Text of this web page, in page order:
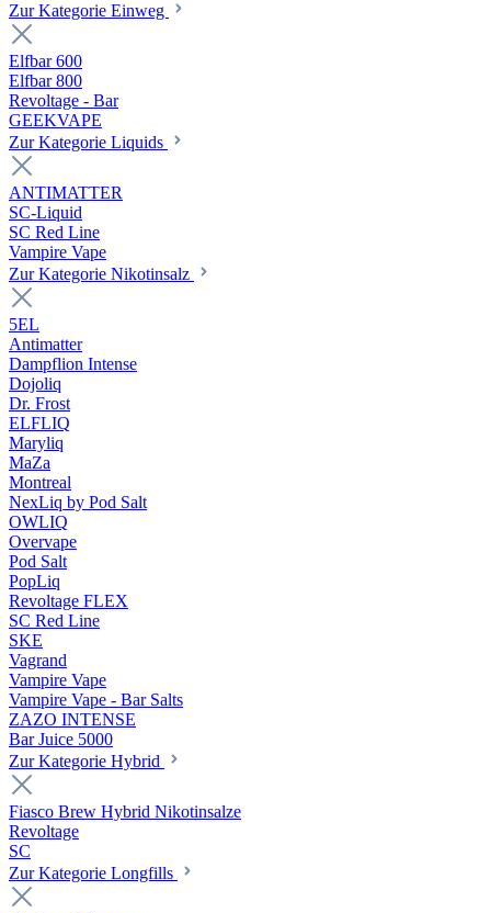
Zur Kategorie Einweg
Elfbar 600
Elfbar 800
Revoltage - Bar
GEEKVAPE
Zur Kategorie Liquids
ANTIMATTER
SC-Liquid
SC Red Line
Vampire Vape
Zur Kategorie Nikotinsalz
5EL
Antimatter
Dampflion Intense
Dojoliq
Dr. Frost
ELFLIQ
Maryliq
MaZa
Montreal
NexLiq by Pod Salt
OWLIQ
Overvape
Pod Salt
PopLiq
Revoltage FLEX
SC Red Line
SKE
Vagrand
Vampire Vape
Vampire Vape - Bar Salts
ZAZO INTENSE
Bar Juice 5000
Zur Kategorie Hybrid
Fiasco Brew Hybrid Nikotinsalze
Revoltage
SC
Zur Kategorie Longfills